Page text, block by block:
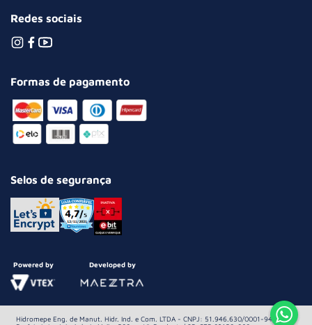
Redes sociais
Formas de pagamento
Selos de segurança
Powered by Developed by
Hidromepe Eng. de Manut. Hidr. Ind. e Com. LTDA - CNPJ: 51.946.630/0001-94 Av.